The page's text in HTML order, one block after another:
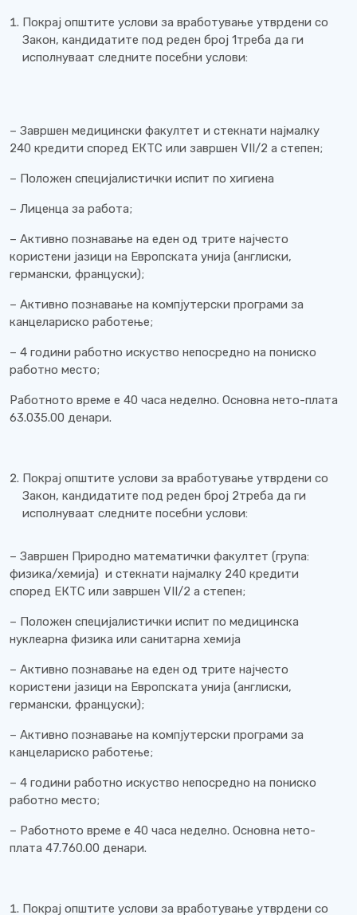
Покрај општите услови за вработување утврдени со
Закон, кандидатите под реден број 1треба да ги
исполнуваат следните посебни услови:
– Завршен медицински факултет и стекнати најмалку
240 кредити според ЕКТС или завршен VII/2 а степен;
– Положен специјалистички испит по хигиена
– Лиценца за работа;
– Активно познавање на еден од трите најчесто
користени јазици на Европската унија (англиски,
германски, француски);
– Активно познавање на компјутерски програми за
канцелариско работење;
– 4 години работно искуство непосредно на пониско
работно место;
Работното време е 40 часа неделно. Основна нето-плата
63.035.00 денари.
Покрај општите услови за вработување утврдени со
Закон, кандидатите под реден број 2треба да ги
исполнуваат следните посебни услови:
– Завршен Природно математички факултет (група:
физика/хемија) и стекнати најмалку 240 кредити
според ЕКТС или завршен VII/2 а степен;
– Положен специјалистички испит по медицинска
нуклеарна физика или санитарна хемија
– Активно познавање на еден од трите најчесто
користени јазици на Европската унија (англиски,
германски, француски);
– Активно познавање на компјутерски програми за
канцелариско работење;
– 4 години работно искуство непосредно на пониско
работно место;
– Работното време е 40 часа неделно. Основна нето-
плата 47.760.00 денари.
Покрај општите услови за вработување утврдени со